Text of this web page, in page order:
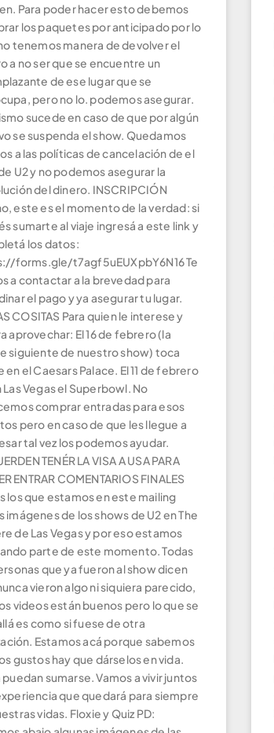
Para poder hacer esto debemos
los paquetes por anticipado por lo
tenemos manera de devolver el
a no ser que se encuentre un
de ese lugar que se
pero no lo. podemos asegurar.
sucede en caso de que por algún
se suspenda el show. Quedamos
a las políticas de cancelación de el
U2 y no podemos asegurar la
del dinero. INSCRIPCIÓN
este es el momento de la verdad: si
sumarte al viaje ingresá a este link y
los datos:
forms.gle/t7agf5uEUXpbY6N16 Te
a contactar a la brevedad para
el pago y ya asegurar tu lugar.
COSITAS Para quien le interese y
aprovechar: El 16 de febrero (la
siguiente de nuestro show) toca
en el Caesars Palace. El 11 de febrero
Las Vegas el Superbowl. No
comprar entradas para esos
pero en caso de que les llegue a
tal vez los podemos ayudar.
TENÉR LA VISA A USA PARA
ENTRAR COMENTARIOS FINALES
los que estamos en este mailing
imágenes de los shows de U2 en The
de Las Vegas y por eso estamos
parte de este momento. Todas
que ya fueron al show dicen
vieron algo ni siquiera parecido,
videos están buenos pero lo que se
es como si fuese de otra
Estamos acá porque sabemos
gustos hay que dárselos en vida.
puedan sumarse. Vamos a vivir juntos
que quedará para siempre
vidas. Floxie y Quiz PD: